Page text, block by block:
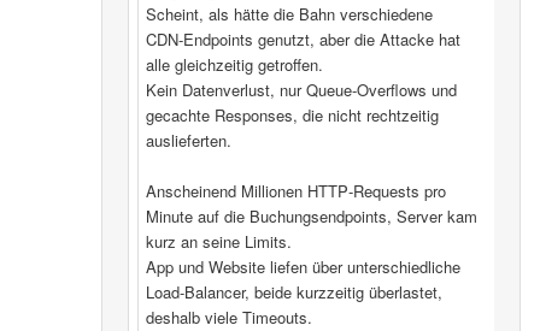
Scheint, als hätte die Bahn verschiedene
CDN‑Endpoints genutzt, aber die Attacke hat
alle gleichzeitig getroffen.
Kein Datenverlust, nur Queue‑Overflows und
gecachte Responses, die nicht rechtzeitig
auslieferten.
Anscheinend Millionen HTTP‑Requests pro
Minute auf die Buchungsendpoints, Server kam
kurz an seine Limits.
App und Website liefen über unterschiedliche
Load‑Balancer, beide kurzzeitig überlastet,
deshalb viele Timeouts.